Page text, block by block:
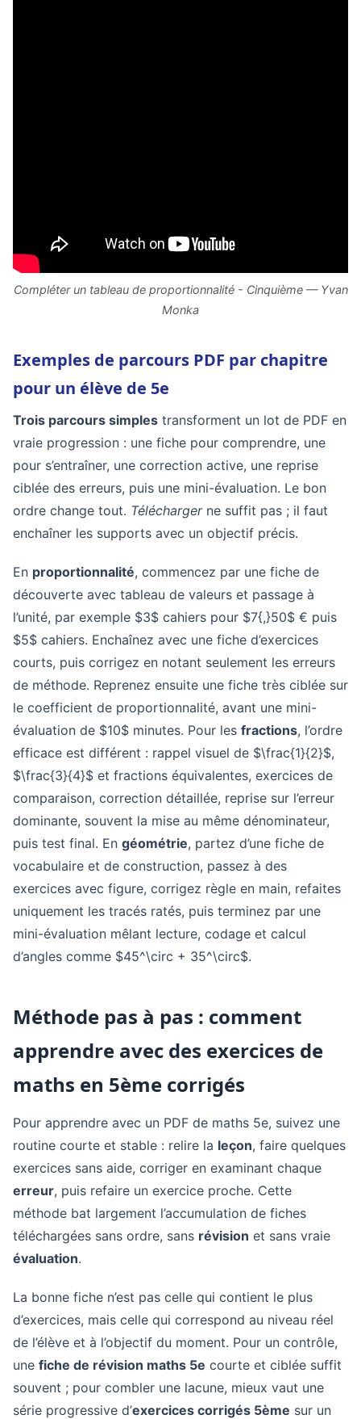
Compléter un tableau de proportionnalité - Cinquième — Yvan
Monka
Exemples de parcours PDF par chapitre
pour un élève de 5e
Trois parcours simples transforment un lot de PDF en
vraie progression : une fiche pour comprendre, une
pour s’entraîner, une correction active, une reprise
ciblée des erreurs, puis une mini-évaluation. Le bon
ordre change tout. Téléchargerne suffit pas ; il faut
enchaîner les supports avec un objectif précis.
En proportionnalité, commencez par une fiche de
découverte avec tableau de valeurs et passage à
l’unité, par exemple $3$ cahiers pour $7{,}50$ € puis
$5$ cahiers. Enchaînez avec une fiche d’exercices
courts, puis corrigez en notant seulement les erreurs
de méthode. Reprenez ensuite une fiche très ciblée sur
le coefficient de proportionnalité, avant une mini-
évaluation de $10$ minutes. Pour les fractions, l’ordre
efficace est différent : rappel visuel de $\frac{1}{2}$,
$\frac{3}{4}$ et fractions équivalentes, exercices de
comparaison, correction détaillée, reprise sur l’erreur
dominante, souvent la mise au même dénominateur,
puis test final. En géométrie, partez d’une fiche de
vocabulaire et de construction, passez à des
exercices avec figure, corrigez règle en main, refaites
uniquement les tracés ratés, puis terminez par une
mini-évaluation mêlant lecture, codage et calcul
d’angles comme $45^\circ + 35^\circ$.
Méthode pas à pas : comment
apprendre avec des exercices de
maths en 5ème corrigés
Pour apprendre avec un PDF de maths 5e, suivez une
routine courte et stable : relire la leçon, faire quelques
exercices sans aide, corriger en examinant chaque
erreur, puis refaire un exercice proche. Cette
méthode bat largement l’accumulation de fiches
téléchargées sans ordre, sans révision et sans vraie
évaluation.
La bonne fiche n’est pas celle qui contient le plus
d’exercices, mais celle qui correspond au niveau réel
de l’élève et à l’objectif du moment. Pour un contrôle,
une fiche de révision maths 5e courte et ciblée suffit
souvent ; pour combler une lacune, mieux vaut une
série progressive d’exercices corrigés 5ème sur un